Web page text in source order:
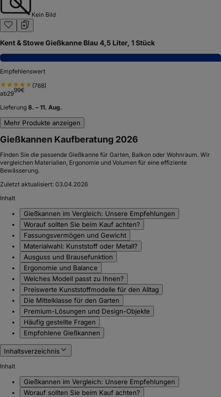
Kein Bild
Kent & Stowe Gießkanne Blau 4,5 Liter, 1 Stück
7,5
Empfehlenswert
(768)
ab2999€
Lieferung 8. – 11. Aug.
Mehr Produkte anzeigen
Gießkannen Kaufberatung 2026
Finden Sie die passende Gießkanne für Garten, Balkon oder Wohnraum. Wir
vergleichen Materialien, Ergonomie und Volumen für eine effiziente
Bewässerung.
Zuletzt aktualisiert: 03.04.2026
Inhalt
Gießkannen im Vergleich: Unsere Empfehlungen
Worauf sollten Sie beim Kauf achten?
Fassungsvermögen und Gewicht
Materialwahl: Kunststoff oder Metall?
Ausguss und Brausefunktion
Ergonomie und Balance
Welches Modell passt zu Ihnen?
Preiswerte Kunststoffmodelle für den Alltag
Die Mittelklasse für den Garten
Premium-Lösungen und Design-Objekte
Häufig gestellte Fragen
Empfohlene Gießkannen
Inhaltsverzeichnis
Inhalt
Gießkannen im Vergleich: Unsere Empfehlungen
Worauf sollten Sie beim Kauf achten?